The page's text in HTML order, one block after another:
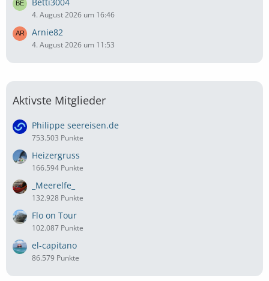
4. August 2026 um 16:46
Arnie82
4. August 2026 um 11:53
Aktivste Mitglieder
Philippe seereisen.de
753.503 Punkte
Heizergruss
166.594 Punkte
_Meerelfe_
132.928 Punkte
Flo on Tour
102.087 Punkte
el-capitano
86.579 Punkte